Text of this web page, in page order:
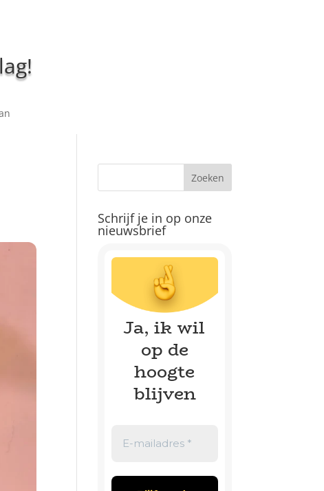
Schrijf je in op onze
nieuwsbrief
Ja, ik wil
op de
hoogte
blijven